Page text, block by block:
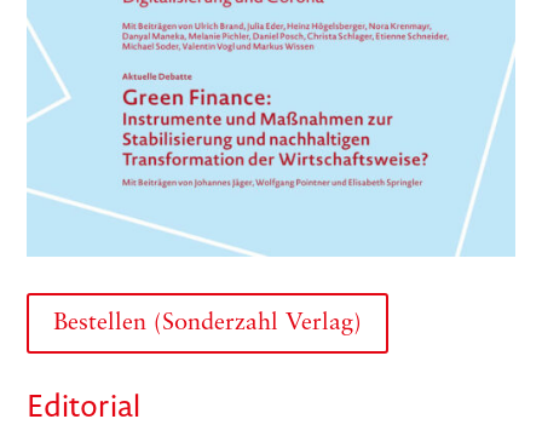
Bestellen (Sonderzahl Verlag)
Editorial